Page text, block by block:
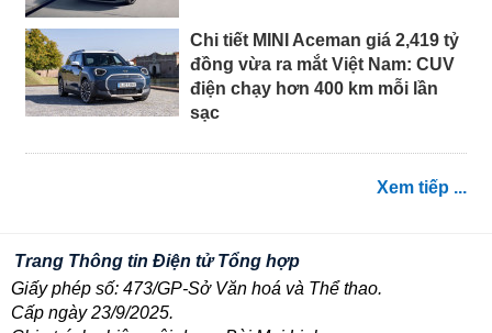
Chi tiết MINI Aceman giá 2,419 tỷ
đồng vừa ra mắt Việt Nam: CUV
điện chạy hơn 400 km mỗi lần
sạc
Xem tiếp ...
Trang Thông tin Điện tử Tổng hợp
Giấy phép số: 473/GP-Sở Văn hoá và Thể thao.
Cấp ngày 23/9/2025.